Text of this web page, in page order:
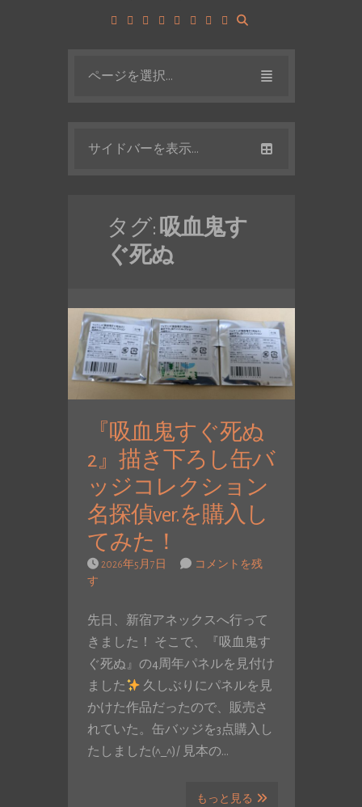
ページを選択...
サイドバーを表示...
タグ: 吸血鬼す
ぐ死ぬ
『吸血鬼すぐ死ぬ
2』描き下ろし缶バ
ッジコレクション
名探偵ver.を購入し
てみた！
2026年5月7日
コメントを残
す
先日、新宿アネックスへ行って
きました！ そこで、『吸血鬼す
ぐ死ぬ』の4周年パネルを見付け
ました
久しぶりにパネルを見
かけた作品だったので、販売さ
れていた。缶バッジを3点購入し
たしました(^_^)/ 見本の…
もっと見る